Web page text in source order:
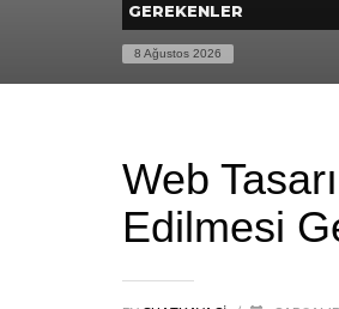
GEREKENLER
8 Ağustos 2026
Web
Edilmesi